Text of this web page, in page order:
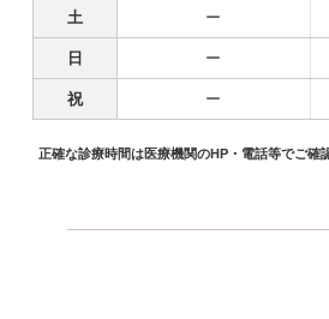
土 ー
日 ー
祝 ー
正確な診療時間は医療機関のHP・電話等でご確